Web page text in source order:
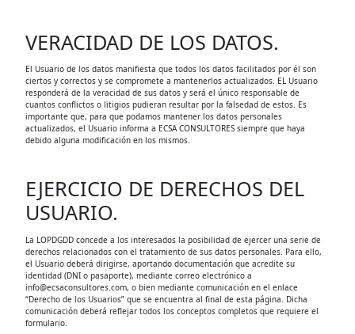
VERACIDAD DE LOS DATOS.
El Usuario de los datos manifiesta que todos los datos facilitados por él son
ciertos y correctos y se compromete a mantenerlos actualizados. EL Usuario
responderá de la veracidad de sus datos y será el único responsable de
cuantos conflictos o litigios pudieran resultar por la falsedad de estos. Es
importante que, para que podamos mantener los datos personales
actualizados, el Usuario informa a ECSA CONSULTORES siempre que haya
debido alguna modificación en los mismos.
EJERCICIO DE DERECHOS DEL
USUARIO.
La LOPDGDD concede a los interesados la posibilidad de ejercer una serie de
derechos relacionados con el tratamiento de sus datos personales. Para ello,
el Usuario deberá dirigirse, aportando documentación que acredite su
identidad (DNI o pasaporte), mediante correo electrónico a
info@ecsaconsultores.com, o bien mediante comunicación en el enlace
“Derecho de los Usuarios” que se encuentra al final de esta página. Dicha
comunicación deberá reflejar todos los conceptos completos que requiere el
formulario.